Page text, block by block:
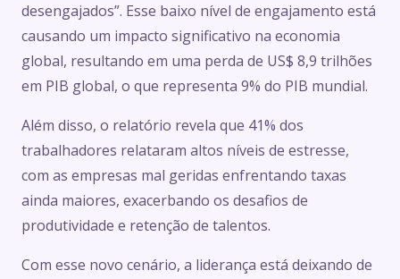
desengajados”. Esse baixo nível de engajamento está
causando um impacto significativo na economia
global, resultando em uma perda de US$ 8,9 trilhões
em PIB global, o que representa 9% do PIB mundial.
Além disso, o relatório revela que 41% dos
trabalhadores relataram altos níveis de estresse,
com as empresas mal geridas enfrentando taxas
ainda maiores, exacerbando os desafios de
produtividade e retenção de talentos.
Com esse novo cenário, a liderança está deixando de